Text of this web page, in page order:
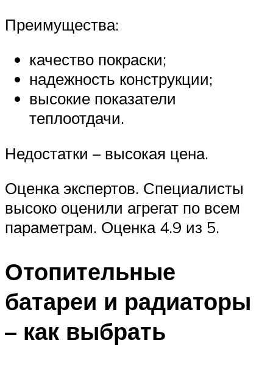
Преимущества:
качество покраски;
надежность конструкции;
высокие показатели
теплоотдачи.
Недостатки – высокая цена.
Оценка экспертов. Специалисты
высоко оценили агрегат по всем
параметрам. Оценка 4.9 из 5.
Отопительные
батареи и радиаторы
– как выбрать